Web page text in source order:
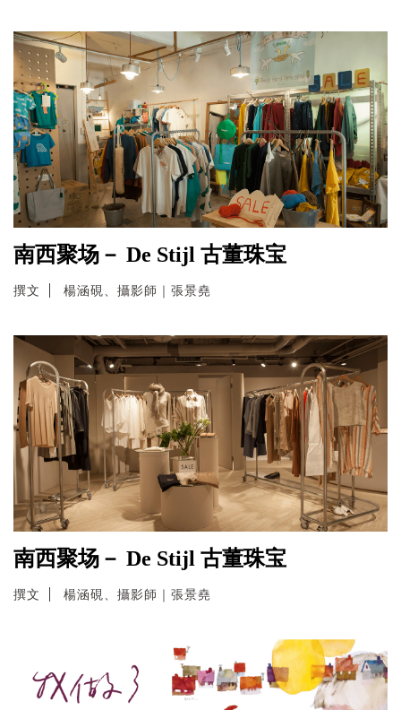
南西聚场－ De Stijl 古董珠宝
撰文 楊涵硯、攝影師｜張景堯
南西聚场－ De Stijl 古董珠宝
撰文 楊涵硯、攝影師｜張景堯